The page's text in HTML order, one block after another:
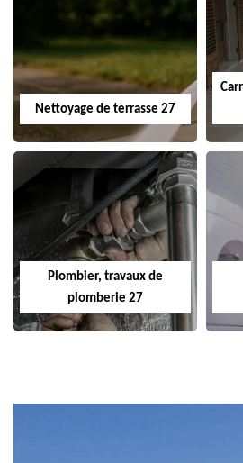
Nettoyage de terrasse 27
Plombier, travaux de
plomberie 27